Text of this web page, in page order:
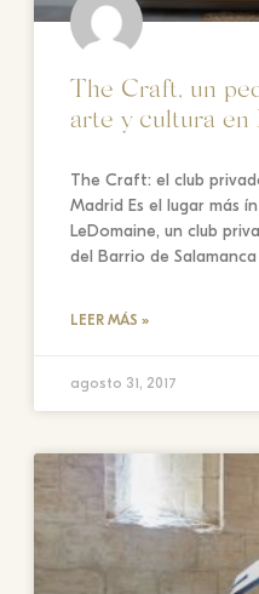
The Craft, un
arte y cultura en
The Craft: el club
Madrid Es el lugar más
LeDomaine, un club
del Barrio de Salamanca
LEER MÁS »
agosto 31, 2017